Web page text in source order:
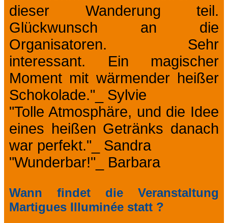
dieser Wanderung teil.
Glückwunsch an die
Organisatoren. Sehr
interessant. Ein magischer
Moment mit wärmender heißer
Schokolade."_ Sylvie
"Tolle Atmosphäre, und die Idee
eines heißen Getränks danach
war perfekt."_ Sandra
"Wunderbar!"_ Barbara
Wann findet die Veranstaltung
Martigues Illuminée statt ?